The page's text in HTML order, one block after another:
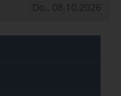
Do., 08.10.2026